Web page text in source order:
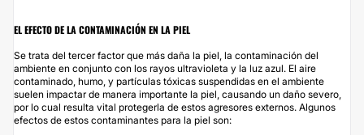
EL EFECTO DE LA CONTAMINACIÓN EN LA PIEL
Se trata del tercer factor que más daña la piel, la contaminación del
ambiente en conjunto con los rayos ultravioleta y la luz azul. El aire
contaminado, humo, y partículas tóxicas suspendidas en el ambiente
suelen impactar de manera importante la piel, causando un daño severo,
por lo cual resulta vital protegerla de estos agresores externos. Algunos
efectos de estos contaminantes para la piel son: